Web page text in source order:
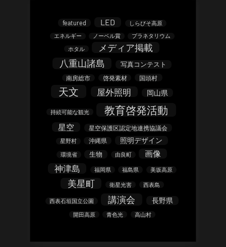
featured LED
しらびそ高原
エネルギー
ノーベル賞
プラネタリウム
ホタル
メディア掲載
八重山諸島
写真コンテスト
南房総市 啓発素材 国頭村
天文 屋外照明 岡山県
持続可能な観光 教育啓発活動
星空 星空保護区認定地連携協議会
星野村 沖縄県 照明デザイン
環境省 生物 由良町 画像
神津島 福岡県 福島県 美坂高原
美星町 衛星光害 西表島
西表石垣国立公園 講演会 長野県
開田高原 青色光 高山村